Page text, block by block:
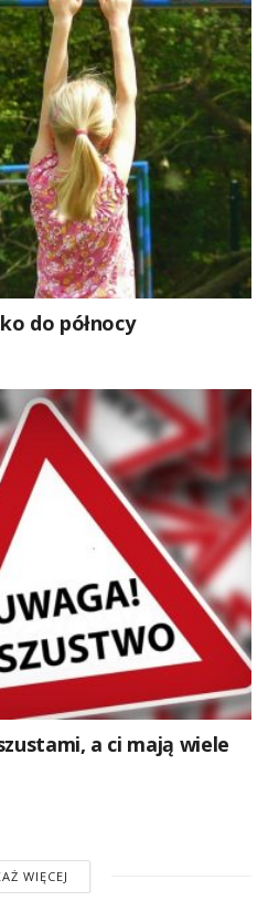
do północy
a ci mają wiele
WIĘCEJ